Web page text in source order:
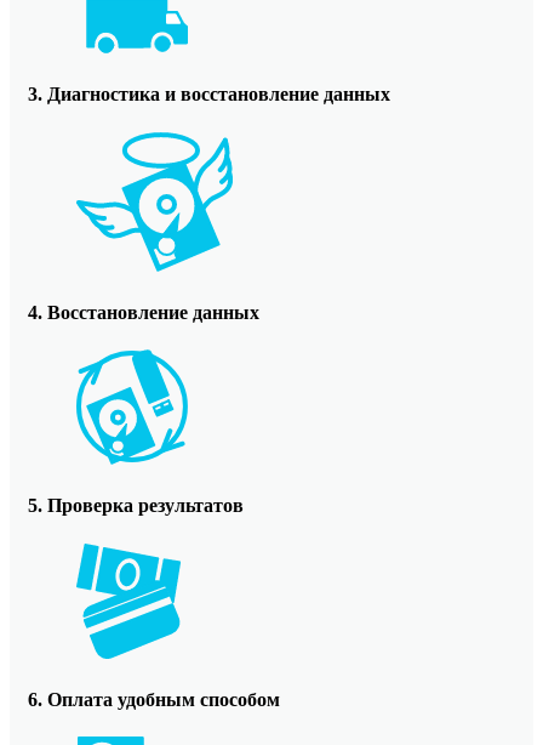
3. Диагностика и восстановление данных
4. Восстановление данных
5. Проверка результатов
6. Оплата удобным способом